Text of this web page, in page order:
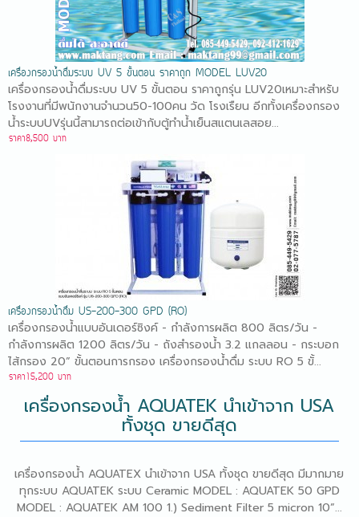
เครื่องกรองน้ำดื่มระบบ UV 5 ขั้นตอน ราคาถูก MODEL LUV20
เครื่องกรองน้ำดื่มระบบ UV 5 ขั้นตอน ราคาถูกรุ่น LUV20เหมาะสำหรับ
โรงงานที่มีพนักงานจำนวน50-100คน วัด โรงเรืยน อีกทั้งเครื่องกรอง
น้ำระบบUVรุ่นนี้สามารถต่อเข้ากับตู้ทำน้ำเย็นสแตนเลสอย...
ราคา8,500 บาท
เครื่องกรองน้ำดื่ม US-200-300 GPD (RO)
เครื่องกรองน้ำแบบอันเดอร์ซิงค์ - กำลังการผลิต 800 ลิตร/วัน -
กำลังการผลิต 1200 ลิตร/วัน - ถังสำรองน้ำ 3.2 แกลลอน - กระบอก
ไส้กรอง 20” ขั้นตอนการกรอง เครื่องกรองน้ำดื่ม ระบบ RO 5 ขั้...
ราคา15,200 บาท
เครื่องกรองน้ำ AQUATEK นำเข้าจาก USA
ทั้งชุด ขายดีสุด
เครื่องกรองน้ำ AQUATEX นำเข้าจาก USA ทั้งชุด ขายดีสุด มีมากมาย
ทุกระบบ AQUATEK ระบบ Ceramic MODEL : AQUATEK 50 GPD
MODEL : AQUATEK AM 100 1.) Sediment Filter 5 micron 10”...